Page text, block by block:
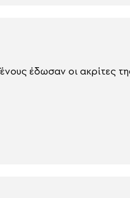
έδωσαν οι ακρίτες